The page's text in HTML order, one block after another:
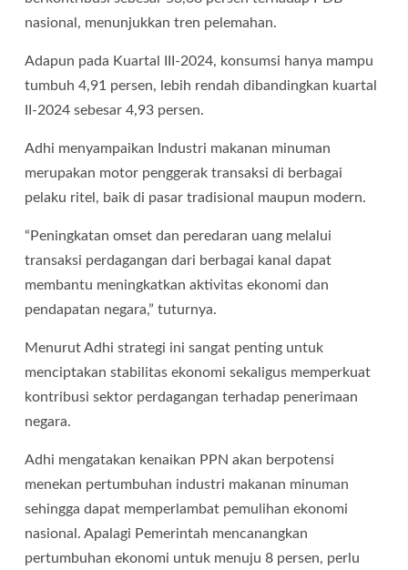
nasional, menunjukkan tren pelemahan.
Adapun pada Kuartal III-2024, konsumsi hanya mampu
tumbuh 4,91 persen, lebih rendah dibandingkan kuartal
II-2024 sebesar 4,93 persen.
Adhi menyampaikan Industri makanan minuman
merupakan motor penggerak transaksi di berbagai
pelaku ritel, baik di pasar tradisional maupun modern.
“Peningkatan omset dan peredaran uang melalui
transaksi perdagangan dari berbagai kanal dapat
membantu meningkatkan aktivitas ekonomi dan
pendapatan negara,” tuturnya.
Menurut Adhi strategi ini sangat penting untuk
menciptakan stabilitas ekonomi sekaligus memperkuat
kontribusi sektor perdagangan terhadap penerimaan
negara.
Adhi mengatakan kenaikan PPN akan berpotensi
menekan pertumbuhan industri makanan minuman
sehingga dapat memperlambat pemulihan ekonomi
nasional. Apalagi Pemerintah mencanangkan
pertumbuhan ekonomi untuk menuju 8 persen, perlu